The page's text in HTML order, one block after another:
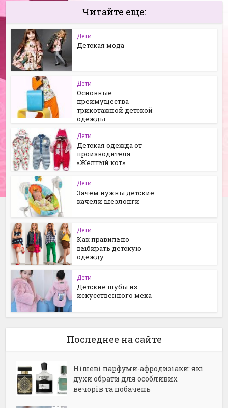
Читайте еще:
Дети
Детская мода
Дети
Основные
преимущества
трикотажной детской
одежды
Дети
Детская одежда от
производителя
«Желтый кот»
Дети
Зачем нужны детские
качели шезлонги
Дети
Как правильно
выбирать детскую
одежду
Дети
Детские шубы из
искусственного меха
Последнее на сайте
Нішеві парфуми-афродизіаки: які
духи обрати для особливих
вечорів та побачень